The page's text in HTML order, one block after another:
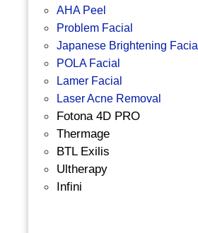
AHA Peel
Problem Facial
Japanese Brightening Facial
POLA Facial
Lamer Facial
Laser Acne Removal
Fotona 4D PRO
Thermage
BTL Exilis
Ultherapy
Infini